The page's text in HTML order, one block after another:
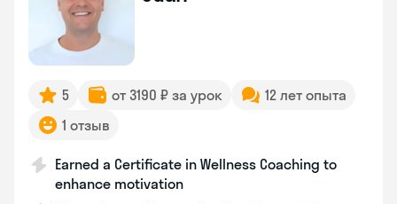
5 от 3190 ₽ за урок
12 лет опыта
1 отзыв
Earned a Certificate in Wellness Coaching to
enhance motivation